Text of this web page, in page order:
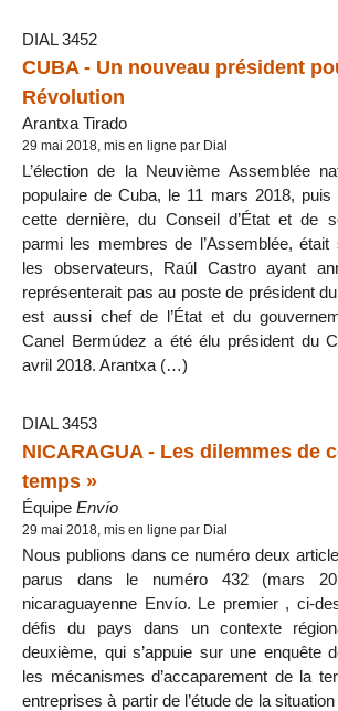
DIAL 3452
CUBA - Un nouveau président
Révolution
Arantxa Tirado
29 mai 2018, mis en ligne par Dial
L’élection de la Neuvième Assemblée
populaire de Cuba, le 11 mars 2018, puis
cette dernière, du Conseil d’État et de
parmi les membres de l’Assemblée,
les observateurs, Raúl Castro ayant
représenterait pas au poste de président
est aussi chef de l’État et du
Canel Bermúdez a été élu président du
avril 2018. Arantxa (…)
DIAL 3453
NICARAGUA - Les dilemmes de
temps »
Équipe Envío
29 mai 2018, mis en ligne par Dial
Nous publions dans ce numéro deux
parus dans le numéro 432 (mars
nicaraguayenne Envío. Le premier , ci-
défis du pays dans un contexte
deuxième, qui s’appuie sur une enquête
les mécanismes d’accaparement de la
entreprises à partir de l’étude de la